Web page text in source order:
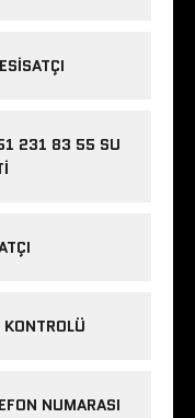
231 83 55 SU
NUMARASI